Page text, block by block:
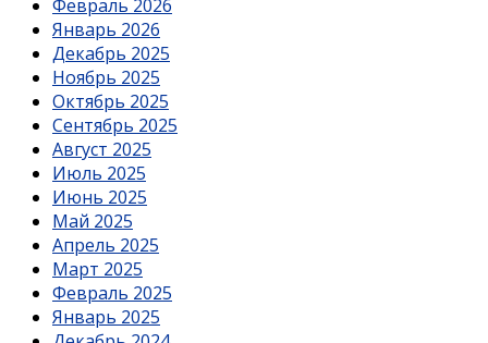
Февраль 2026
Январь 2026
Декабрь 2025
Ноябрь 2025
Октябрь 2025
Сентябрь 2025
Август 2025
Июль 2025
Июнь 2025
Май 2025
Апрель 2025
Март 2025
Февраль 2025
Январь 2025